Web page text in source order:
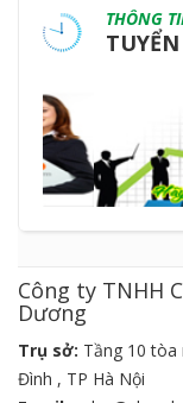
THÔNG
Công ty TNHH
Dương
Trụ sở: Tầng 10 tòa
Đình , TP Hà Nội